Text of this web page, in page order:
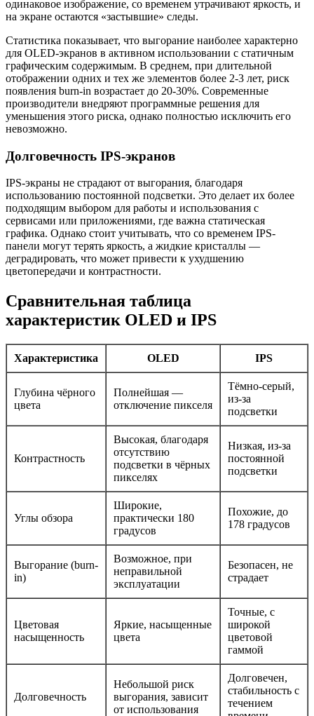
одинаковое изображение, со временем утрачивают яркость, и
на экране остаются «застывшие» следы.
Статистика показывает, что выгорание наиболее характерно
для OLED-экранов в активном использовании с статичным
графическим содержимым. В среднем, при длительной
отображении одних и тех же элементов более 2-3 лет, риск
появления burn-in возрастает до 20-30%. Современные
производители внедряют программные решения для
уменьшения этого риска, однако полностью исключить его
невозможно.
Долговечность IPS-экранов
IPS-экраны не страдают от выгорания, благодаря
использованию постоянной подсветки. Это делает их более
подходящим выбором для работы и использования с
сервисами или приложениями, где важна статическая
графика. Однако стоит учитывать, что со временем IPS-
панели могут терять яркость, а жидкие кристаллы —
деградировать, что может привести к ухудшению
цветопередачи и контрастности.
Сравнительная таблица
характеристик OLED и IPS
Характеристика OLED IPS
Глубина чёрного
цвета
Полнейшая —
отключение пикселя
Тёмно-серый,
из-за
подсветки
Контрастность
Высокая, благодаря
отсутствию
подсветки в чёрных
пикселях
Низкая, из-за
постоянной
подсветки
Углы обзора
Широкие,
практически 180
градусов
Похожие, до
178 градусов
Выгорание (burn-
in)
Возможное, при
неправильной
эксплуатации
Безопасен, не
страдает
Цветовая
насыщенность
Яркие, насыщенные
цвета
Точные, с
широкой
цветовой
гаммой
Долговечность
Небольшой риск
выгорания, зависит
от использования
Долговечен,
стабильность с
течением